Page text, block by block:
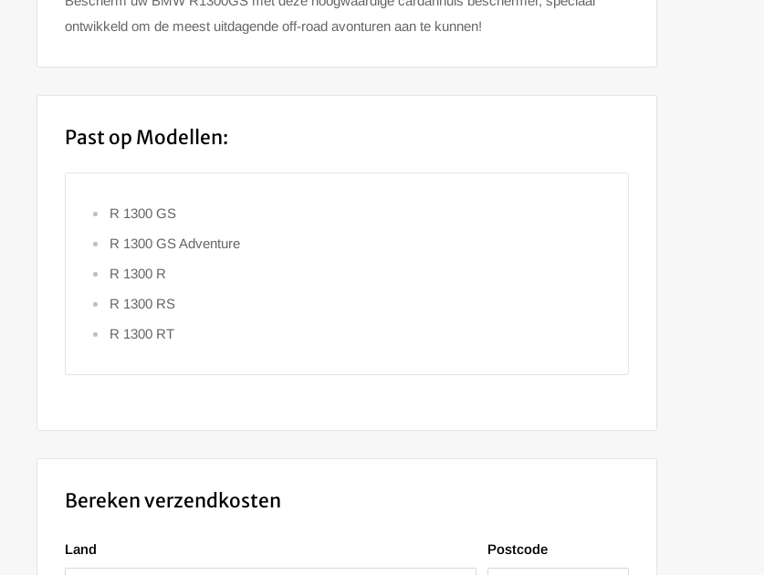
ontwikkeld om de meest uitdagende off-road avonturen aan te kunnen!
Past op Modellen:
R 1300 GS
R 1300 GS Adventure
R 1300 R
R 1300 RS
R 1300 RT
Bereken verzendkosten
Land Postcode